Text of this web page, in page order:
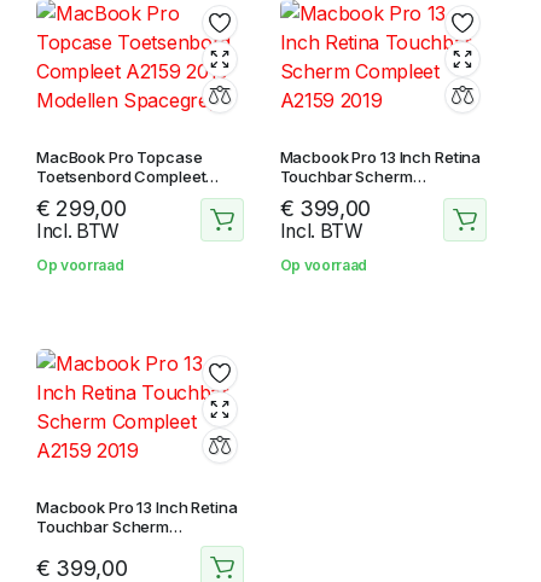
MacBook Pro Topcase
Toetsenbord Compleet
Spacegrey
€ 299,00
Incl. BTW
Op voorraad
Macbook Pro 13 Inch Retina
Touchbar Scherm
€ 399,00
Incl. BTW
Op voorraad
Macbook Pro 13 Inch Retina
Touchbar Scherm
€ 399,00